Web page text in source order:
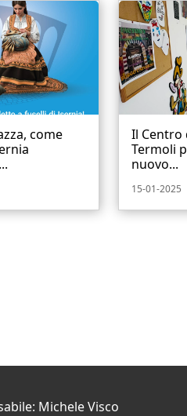
come
Il Centro
Termoli
nuovo...
15-01-2025
Michele Visco